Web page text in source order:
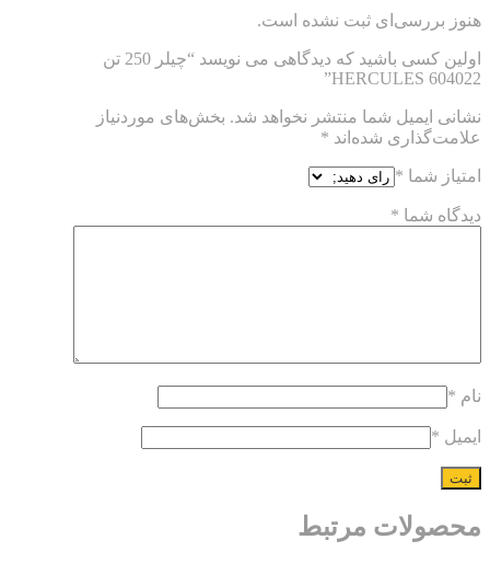
ثبت نشده است.
اولین کسی باشید که دیدگاهی می نویسد “چیلر 250 تن
HERCULES
ایمیل شما منتشر نخواهد شد. بخش‌های موردنیاز
شده‌اند*
شما*
شما*
مرتبط